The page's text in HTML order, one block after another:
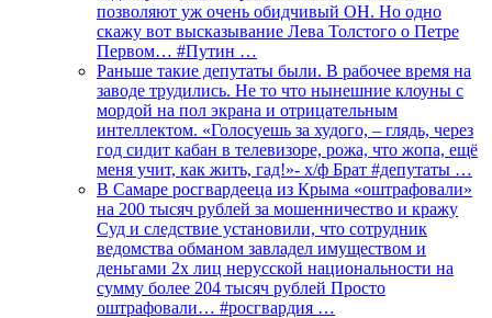
позволяют уж очень обидчивый ОН. Но одно
скажу вот высказывание Лева Толстого о Петре
Первом… #Путин …
Раньше такие депутаты были. В рабочее время на
заводе трудились. Не то что нынешние клоуны с
мордой на пол экрана и отрицательным
интеллектом. «Голосуешь за худого, – глядь, через
год сидит кабан в телевизоре, рожа, что жопа, ещё
меня учит, как жить, гад!»- х/ф Брат #депутаты …
В Самаре росгвардееца из Крыма «оштрафовали»
на 200 тысяч рублей за мошенничество и кражу
Суд и следствие установили, что сотрудник
ведомства обманом завладел имуществом и
деньгами 2х лиц нерусской национальности на
сумму более 204 тысяч рублей Просто
оштрафовали… #росгвардия …